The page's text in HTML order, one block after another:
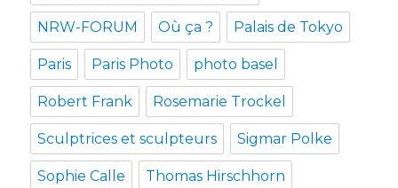
NRW-FORUM Où ça ? Palais de Tokyo
Paris Paris Photo photo basel
Robert Frank Rosemarie Trockel
Sculptrices et sculpteurs Sigmar Polke
Sophie Calle Thomas Hirschhorn